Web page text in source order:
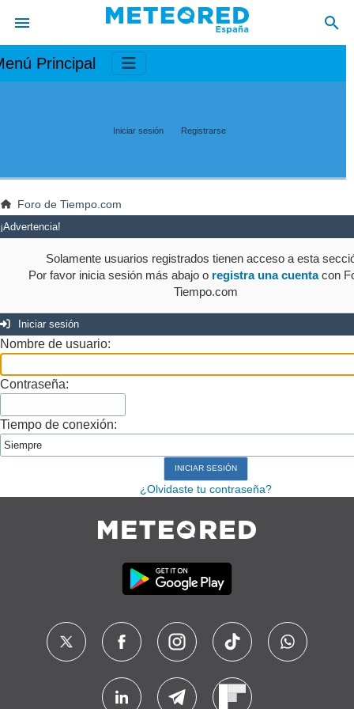
Principal
Iniciar sesión Registrarse
Foro de Tiempo.com
¡Advertencia!
Solamente usuarios registrados tienen acceso a esta
Por favor inicia sesión más abajo o registra una cuentacon
Tiempo.com
Iniciar sesión
Nombre de usuario:
Contraseña:
Tiempo de conexión:
¿Olvidaste tu contraseña?